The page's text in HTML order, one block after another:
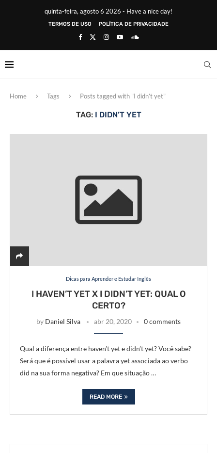
quinta-feira, agosto 6 2026 - Have a nice day!
TERMOS DE USO POLÍTICA DE PRIVACIDADE
Home Tags Posts tagged with "I didn’t yet"
TAG: I DIDN’T YET
Dicas para Aprender e Estudar Inglês
I HAVEN’T YET X I DIDN’T YET: QUAL O
CERTO?
by Daniel Silva abr 20, 2020 0 comments
Qual a diferença entre haven’t yet e didn’t yet? Você sabe?
Será que é possível usar a palavra yet associada ao verbo
did na sua forma negativa? Em que situação …
READ MORE